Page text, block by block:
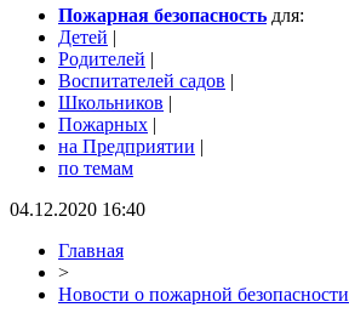
Пожарная безопасность для:
Детей |
Родителей |
Воспитателей садов |
Школьников |
Пожарных |
на Предприятии |
по темам
04.12.2020 16:40
Главная
>
Новости о пожарной безопасности